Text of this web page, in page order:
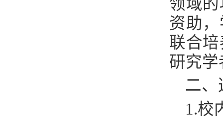
领域
资助
联合
研究
二、
1.校